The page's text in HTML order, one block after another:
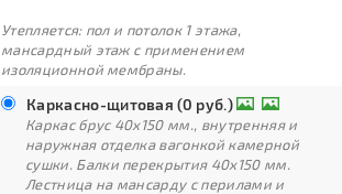
Утепляется: пол и потолок 1 этажа,
мансардный этаж с применением
изоляционной мембраны.
Каркасно-щитовая (0 руб.)
Каркас брус 40х150 мм., внутренняя и
наружная отделка вагонкой камерной
сушки. Балки перекрытия 40х150 мм.
Лестница на мансарду с перилами и